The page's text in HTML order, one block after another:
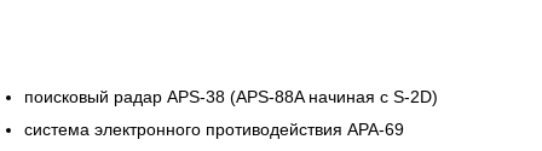
поисковый радар APS-38 (APS-88A начиная с S-2D)
система электронного противодействия APA-69